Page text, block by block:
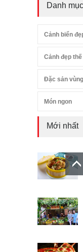
Danh mục
Cảnh biển
Cảnh đẹp
Đặc sản
Món ngon
Mới nhất